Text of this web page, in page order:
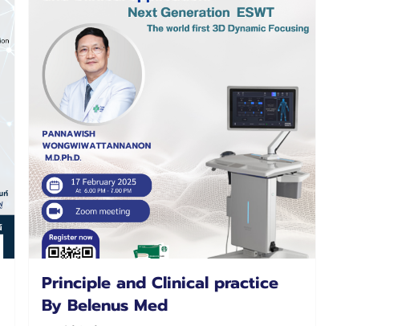
Principle and Clinical practice
By Belenus Med